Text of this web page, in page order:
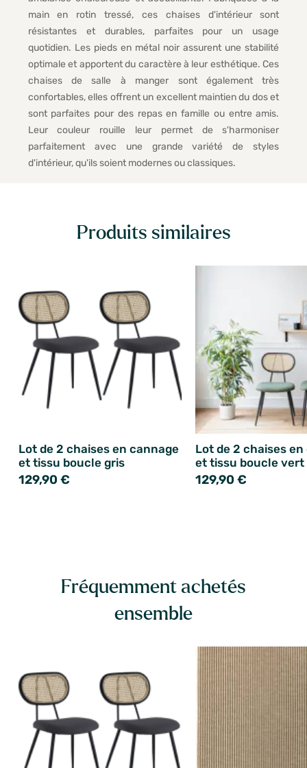
main en rotin tressé, ces chaises d'intérieur sont
résistantes et durables, parfaites pour un usage
quotidien. Les pieds en métal noir assurent une stabilité
optimale et apportent du caractère à leur esthétique. Ces
chaises de salle à manger sont également très
confortables, elles offrent un excellent maintien du dos et
sont parfaites pour des repas en famille ou entre amis.
Leur couleur rouille leur permet de s'harmoniser
parfaitement avec une grande variété de styles
d'intérieur, qu'ils soient modernes ou classiques.
Produits similaires
Lot de 2 chaises en cannage
et tissu boucle gris
129,90 €
Lot de 2 chaises
et tissu boucle vert
129,90 €
Fréquemment achetés
ensemble